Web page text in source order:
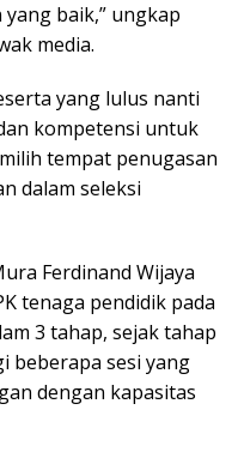
baik,” ungkap
media.
yang lulus nanti
kompetensi untuk
tempat penugasan
dalam seleksi
Ferdinand Wijaya
tenaga pendidik pada
3 tahap, sejak tahap
beberapa sesi yang
dengan kapasitas